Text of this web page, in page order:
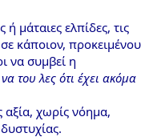
μάταιες ελπίδες, τις
κάποιον, προκειμένου
να συμβεί η
του λες ότι έχει ακόμα
χωρίς νόημα,